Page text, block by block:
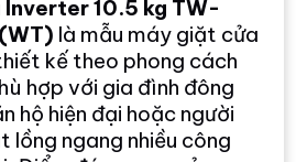
Inverter 10.5 kg TW-
là mẫu máy giặt cửa
kế theo phong cách
hợp với gia đình đông
hộ hiện đại hoặc người
lồng ngang nhiều công